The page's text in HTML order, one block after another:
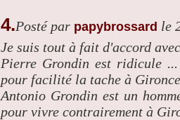
4.Posté par papybrossard le
Je suis tout à fait d'accord
Pierre Grondin est ridicule
pour facilité la tache à
Antonio Grondin est un
pour vivre contrairement à